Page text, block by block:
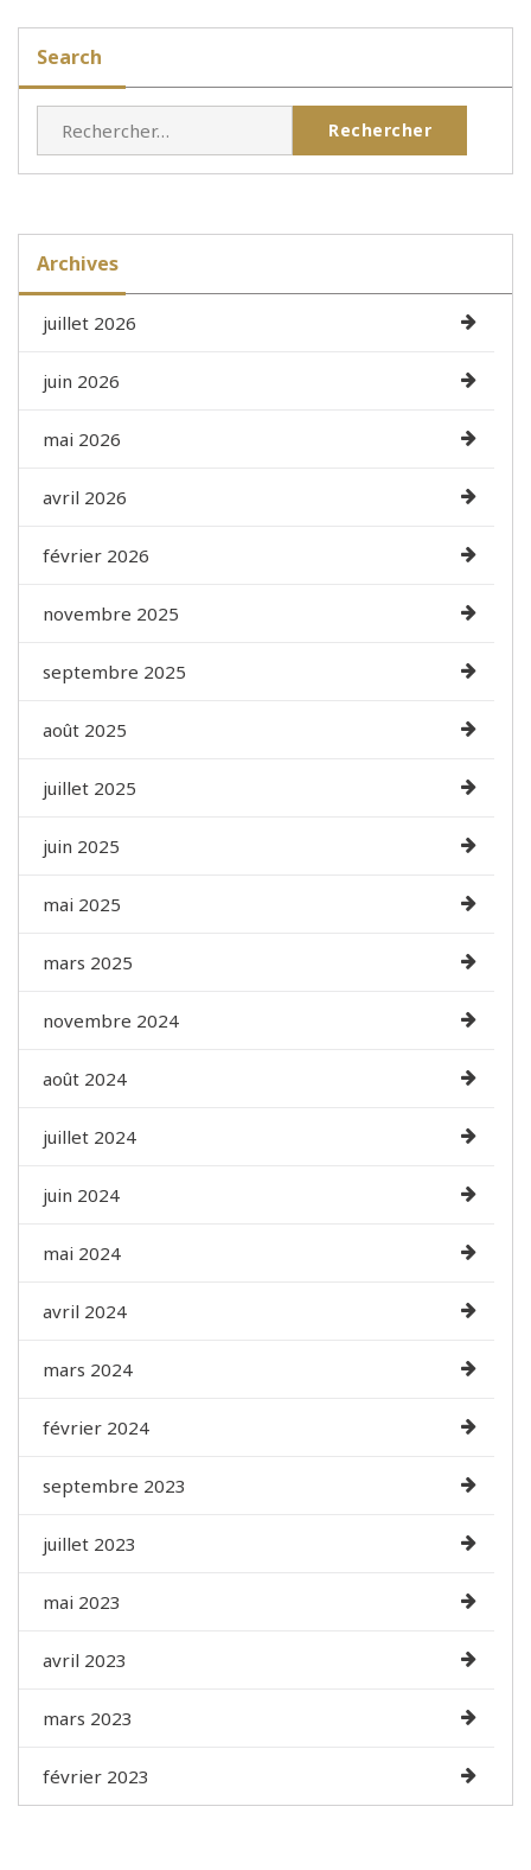
Search
Archives
juillet 2026
juin 2026
mai 2026
avril 2026
février 2026
novembre 2025
septembre 2025
août 2025
juillet 2025
juin 2025
mai 2025
mars 2025
novembre 2024
août 2024
juillet 2024
juin 2024
mai 2024
avril 2024
mars 2024
février 2024
septembre 2023
juillet 2023
mai 2023
avril 2023
mars 2023
février 2023